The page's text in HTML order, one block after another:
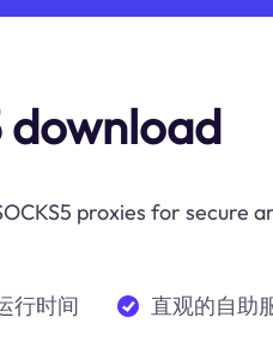
download
proxies for secure
行时间 直观的自助